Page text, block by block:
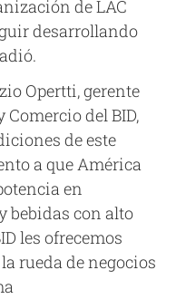
de LAC
desarrollando
Opertti, gerente
del BID,
de este
a que América
en
bebidas con alto
les ofrecemos
rueda de negocios